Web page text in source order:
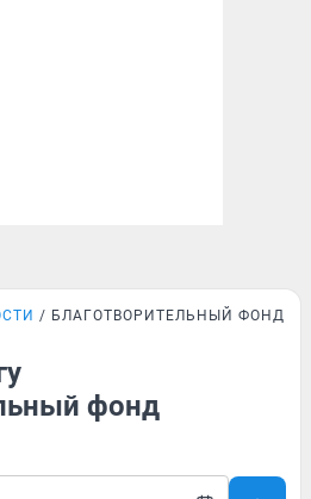
БЛАГОТВОРИТЕЛЬНЫЙ ФОНД
фонд